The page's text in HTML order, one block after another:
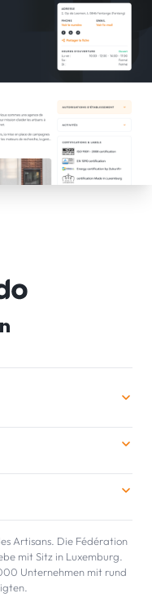
Artisans. Die Fédération
mit Sitz in Luxemburg.
Unternehmen mit rund